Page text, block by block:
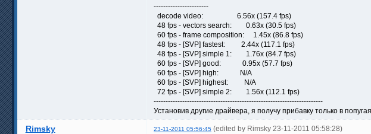
-----------------------
decode video: 6.56x (157.4 fps)
48 fps - vectors search: 0.63x (30.5 fps)
60 fps - frame composition: 1.45x (86.8 fps)
48 fps - [SVP] fastest: 2.44x (117.1 fps)
48 fps - [SVP] simple 1: 1.76x (84.7 fps)
60 fps - [SVP] good: 0.95x (57.7 fps)
60 fps - [SVP] high: N/A
60 fps - [SVP] highest: N/A
72 fps - [SVP] simple 2: 1.56x (112.1 fps)
-----------------------------------------------------------------------
Установив другие драйвера, я получу прибавку только в
Rimsky 23-11-2011 05:56:45 (edited by Rimsky 23-11-2011 05:58:28)